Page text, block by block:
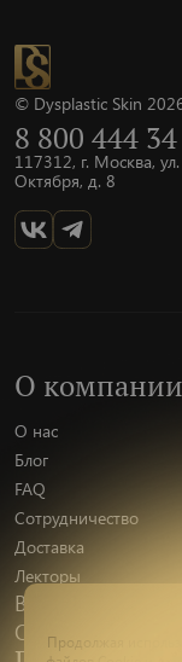
© Dysplastic Skin
О компании
О нас
Блог
FAQ
Сотрудничество
Доставка
Лекторы
Вакансии
Отзывы
8 800 444
117312, г. Москва,
Октября, д. 8
Продолжая